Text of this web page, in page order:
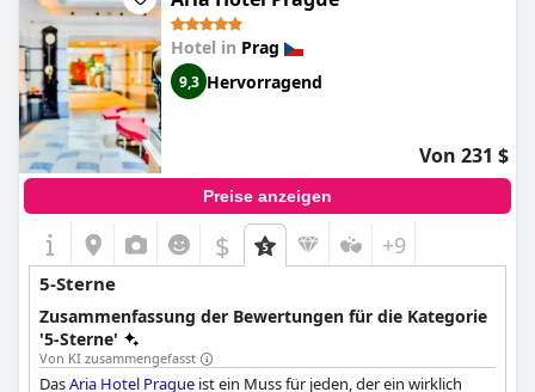
Hotel in Prag
9,3 Hervorragend
Von 231 $
Preise anzeigen
$ +9
5-Sterne
Zusammenfassung der Bewertungen für die Kategorie
'5-Sterne'
Von KI zusammengefasst
DasAria Hotel Prague ist ein Muss für jeden, der ein wirklich